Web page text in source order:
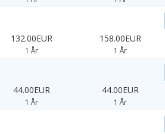
132.00EUR
1 År
158.00EUR
1 År
44.00EUR
1 År
44.00EUR
1 År